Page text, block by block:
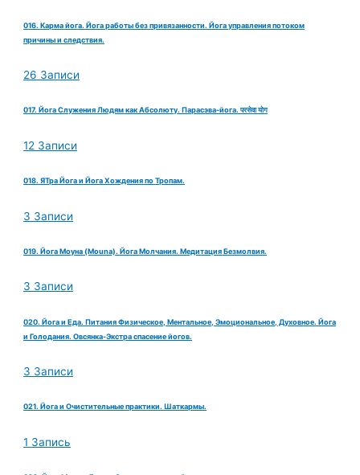
016. Карма йога. Йога работы без привязанности. Йога управления потоком
причины и следствия.
26 Записи
017. Йога Служения Людям как Абсолюту. Парасэва-йога. परसेवा योग
12 Записи
018. ЯТра Йога и Йога Хождения по Тропам.
3 Записи
019. Йога Моуна (Mouna). Йога Молчания. Медитация Безмолвия.
3 Записи
020. Йога и Еда. Питания Физическое, Ментальное, Эмоциональное, Духовное. Йога
и Голодания. Овсянка-Экстра спасение йогов.
3 Записи
021. Йога и Очистительные практики. Шаткармы.
1 Запись